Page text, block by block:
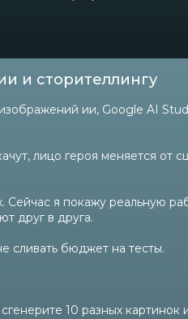
и сторителлингу
ии, Google AI
лицо героя меняется от
Сейчас я покажу реальную
друг в друга.
сливать бюджет на тесты.
10 разных картинок